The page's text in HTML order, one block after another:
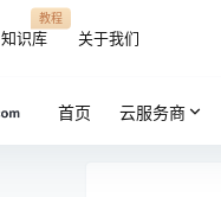
知识库
教程
关于我们
首页 云服务商